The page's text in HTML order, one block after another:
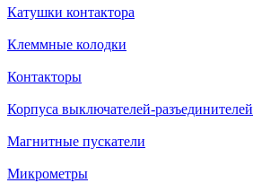
Катушки контактора
Клеммные колодки
Контакторы
Корпуса выключателей-разъединителей
Магнитные пускатели
Микрометры